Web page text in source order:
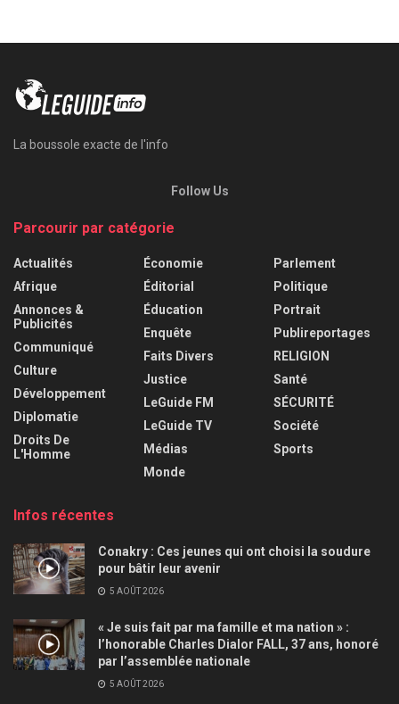
La boussole exacte de l'info
Follow Us
Parcourir par catégorie
Actualités
Afrique
Annonces &
Publicités
Communiqué
Culture
Développement
Diplomatie
Droits De
L'Homme
Économie
Éditorial
Éducation
Enquête
Faits Divers
Justice
LeGuide FM
LeGuide TV
Médias
Monde
Parlement
Politique
Portrait
Publireportages
RELIGION
Santé
SÉCURITÉ
Société
Sports
Infos récentes
Conakry : Ces jeunes qui ont choisi la soudure
pour bâtir leur avenir
5 AOÛT 2026
« Je suis fait par ma famille et ma nation » :
l’honorable Charles Dialor FALL, 37 ans, honoré
par l’assemblée nationale
5 AOÛT 2026